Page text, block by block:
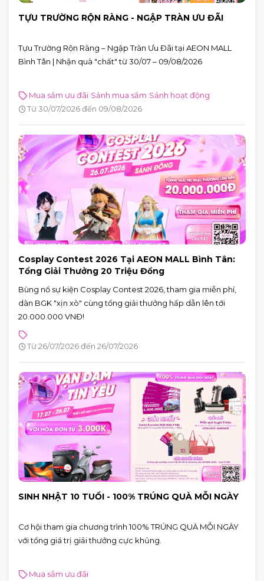
TỰU TRƯỜNG RỘN RÀNG - NGẬP TRÀN ƯU ĐÃI
Tựu Trường Rộn Ràng – Ngập Tràn Ưu Đãi tại AEON MALL
Bình Tân | Nhận quà "chất" từ 30/07 – 09/08/2026
Mua sắm ưu đãi Sảnh mua sắm Sảnh hoạt động
Từ 30/07/2026 đến 09/08/2026
Cosplay Contest 2026 Tại AEON MALL Bình Tân:
Tổng Giải Thưởng 20 Triệu Đồng
Bùng nổ sự kiện Cosplay Contest 2026, tham gia miễn phí,
dàn BGK "xịn xò" cùng tổng giải thưởng hấp dẫn lên tới
20.000.000 VNĐ!
Từ 26/07/2026 đến 26/07/2026
SINH NHẬT 10 TUỔI - 100% TRÚNG QUÀ MỖI NGÀY
Cơ hội tham gia chương trình 100% TRÚNG QUÀ MỖI NGÀY
với tổng giá trị giải thưởng cực khủng.
Mua sắm ưu đãi